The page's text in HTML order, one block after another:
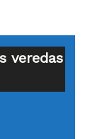
veredas